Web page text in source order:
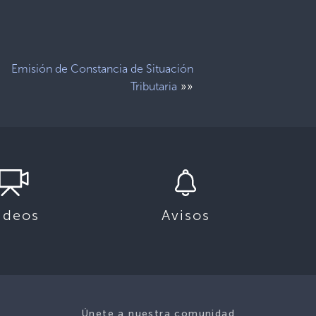
Emisión de Constancia de Situación
Tributaria »»
Avisos
Únete a nuestra comunidad